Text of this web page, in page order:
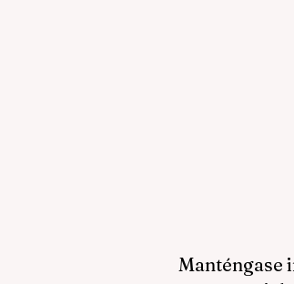
Manténgase